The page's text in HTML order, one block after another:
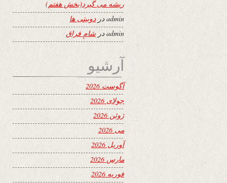
ریشه می گیرد(بخش هفتم)
adminدردوبیتی ها
admin در شامِ فراق
آرشیو
آگوست 2026
جولای 2026
ژوئن 2026
می 2026
آوریل 2026
مارس 2026
فوریه 2026